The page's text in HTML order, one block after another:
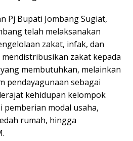
Pj Bupati Jombang Sugiat,
telah melaksanakan
zakat, infak, dan
zakat kepada
membutuhkan, melainkan
pendayagunaan sebagai
kehidupan kelompok
pemberian modal usaha,
rumah, hingga